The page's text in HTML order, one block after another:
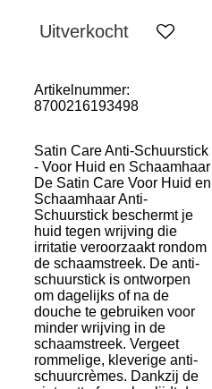
Uitverkocht
Artikelnummer:
8700216193498
Satin Care Anti-Schuurstick
- Voor Huid en Schaamhaar
De Satin Care Voor Huid en
Schaamhaar Anti-
Schuurstick beschermt je
huid tegen wrijving die
irritatie veroorzaakt rondom
de schaamstreek. De anti-
schuurstick is ontworpen
om dagelijks of na de
douche te gebruiken voor
minder wrijving in de
schaamstreek. Vergeet
rommelige, kleverige anti-
schuurcrèmes. Dankzij de